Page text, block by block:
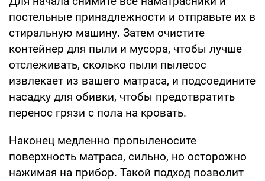
постельные принадлежности и отправьте их в
стиральную машину. Затем очистите
контейнер для пыли и мусора, чтобы лучше
отслеживать, сколько пыли пылесос
извлекает из вашего матраса, и подсоедините
насадку для обивки, чтобы предотвратить
перенос грязи с пола на кровать.
Наконец медленно пропыленосите
поверхность матраса, сильно, но осторожно
нажимая на прибор. Такой подход позволит